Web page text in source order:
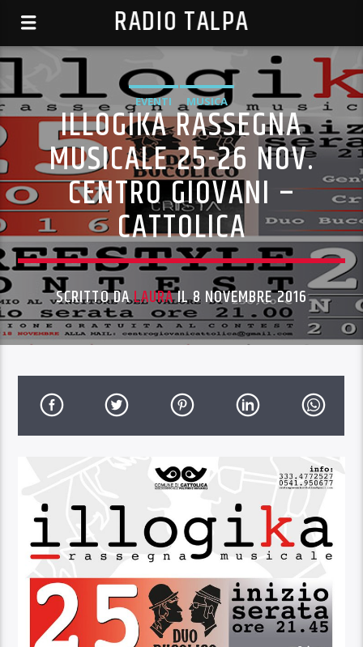
RADIO TALPA
EVENTI MUSICA
ILLOGIKA RASSEGNA
MUSICALE 25-26 NOV.
CENTRO GIOVANI –
CATTOLICA
SCRITTO DALAURAIL 8 NOVEMBRE 2016